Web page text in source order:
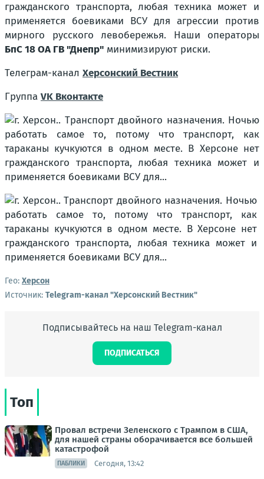
гражданского транспорта, любая техника может и
применяется боевиками ВСУ для агрессии против
мирного русского левобережья. Наши операторы
БпС 18 ОА ГВ "Днепр" минимизируют риски.
Телеграм-канал Херсонский Вестник
Группа VK Вконтакте
Гео: Херсон
Источник: Telegram-канал "Херсонский Вестник"
Подписывайтесь на наш Telegram-канал
ПОДПИСАТЬСЯ
Топ
Провал встречи Зеленского с Трампом в США,
для нашей страны оборачивается все большей
катастрофой
ПАБЛИКИ Сегодня, 13:42